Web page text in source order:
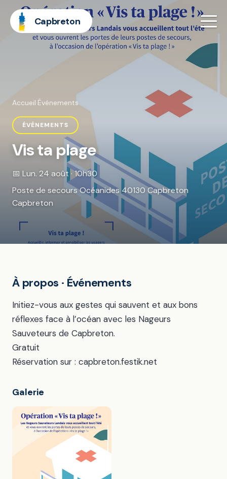
Capbreton
Accueil·Événements
ÉVÉNEMENTS
Vis ta plage
📅 Lun. 24 août · 10h30
Poste de secours Océanides 40130 Capbreton
Capbreton
À propos · Événements
Initiez-vous aux gestes qui sauvent et aux bons
réflexes face à l’océan avec les Nageurs
Sauveteurs de Capbreton.
Gratuit
Réservation sur : capbreton.festik.net
Galerie